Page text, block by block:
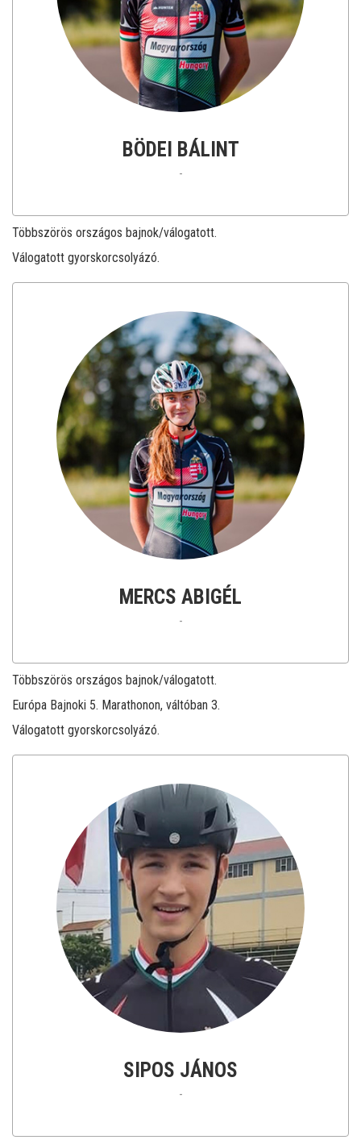
BÖDEI BÁLINT
-
Többszörös országos bajnok/válogatott.
Válogatott gyorskorcsolyázó.
MERCS ABIGÉL
-
Többszörös országos bajnok/válogatott.
Európa Bajnoki 5. Marathonon, váltóban 3.
Válogatott gyorskorcsolyázó.
SIPOS JÁNOS
-